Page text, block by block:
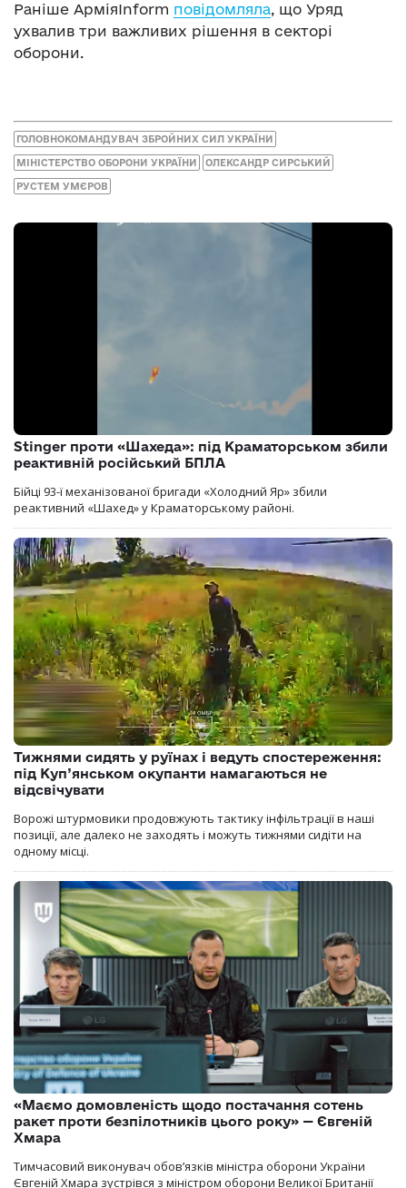
Раніше АрміяInform повідомляла, що Уряд
ухвалив три важливих рішення в секторі
оборони.
ГОЛОВНОКОМАНДУВАЧ ЗБРОЙНИХ СИЛ УКРАЇНИ
МІНІСТЕРСТВО ОБОРОНИ УКРАЇНИ ОЛЕКСАНДР СИРСЬКИЙ
РУСТЕМ УМЄРОВ
Stinger проти «Шахеда»: під Краматорськом збили
реактивній російський БПЛА
Бійці 93-ї механізованої бригади «Холодний Яр» збили
реактивний «Шахед» у Краматорському районі.
Тижнями сидять у руїнах і ведуть спостереження:
під Куп’янськом окупанти намагаються не
відсвічувати
Ворожі штурмовики продовжують тактику інфільтрації в наші
позиції, але далеко не заходять і можуть тижнями сидіти на
одному місці.
«Маємо домовленість щодо постачання сотень
ракет проти безпілотників цього року» — Євгеній
Хмара
Тимчасовий виконувач обов’язків міністра оборони України
Євгеній Хмара зустрівся з міністром оборони Великої Британії